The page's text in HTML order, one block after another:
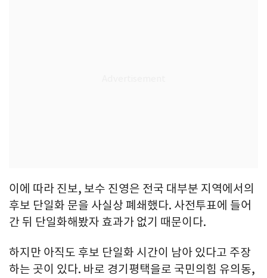
이에 따라 진보, 보수 진영은 전국 대부분 지역에서의
후보 단일화 문을 사실상 폐쇄했다. 사전투표에 들어
간 뒤 단일화해봤자 효과가 없기 때문이다.
하지만 아직도 후보 단일화 시간이 남아 있다고 주장
하는 곳이 있다. 바로 경기평택을로 국민의힘 유의동,